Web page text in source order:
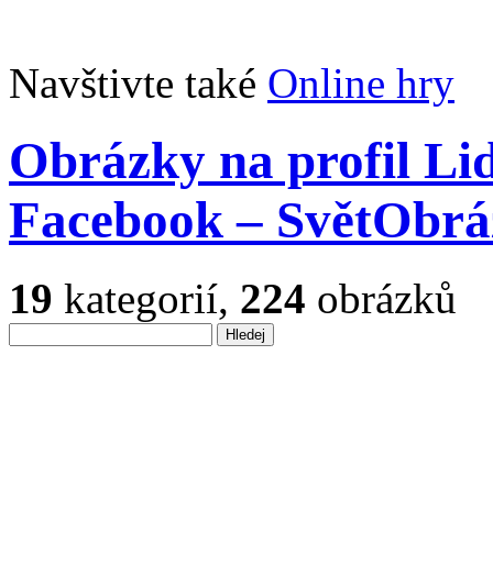
Navštivte také Online hry
Obrázky na profil
Facebook –
19 kategorií, 224 obrázků